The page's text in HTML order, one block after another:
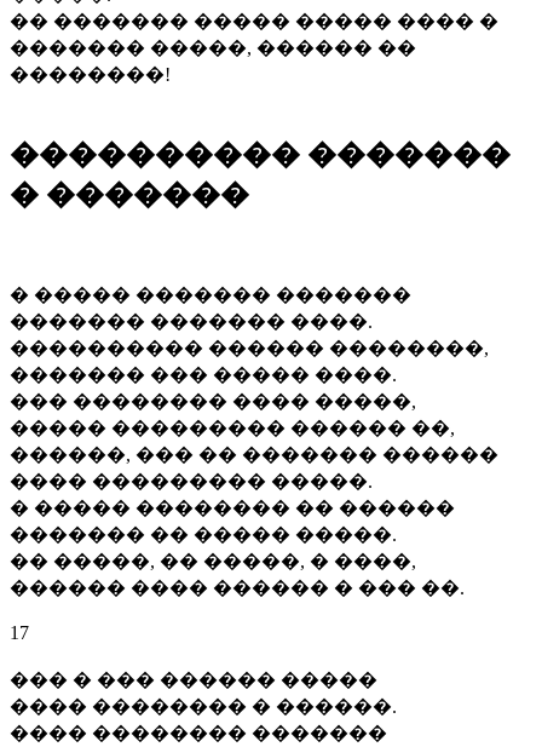
�� ������� ����� ����� ���� �
������� �����, ������ ��
��������!
���������� �������
� �������
� ����� ������� �������
������� ������� ����.
���������� ������ ��������,
������� ��� ����� ����.
��� �������� ���� �����,
����� ��������� ������ ��,
������, ��� �� ������� ������
���� ��������� �����.
� ����� �������� �� ������
������� �� ����� �����.
�� �����, �� �����, � ����,
������ ���� ������ � ��� ��.
17
��� � ��� ������ �����
���� �������� � ������.
���� �������� �������